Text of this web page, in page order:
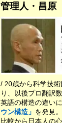
管理人・昌原
/ 20歳から科学技
り、以後プロ翻訳
英語の構造の違い
ウン構造」 を発見
比較から日本人の